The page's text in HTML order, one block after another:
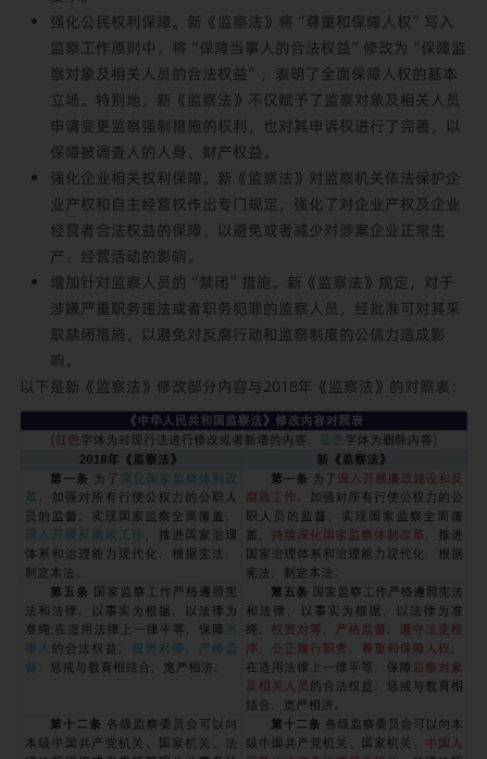
强化公民权利保障。新《监察法》将“尊重和保障人权”写入
监察工作原则中，将“保障当事人的合法权益”修改为“保障监
察对象及相关人员的合法权益”，表明了全面保障人权的基本
立场。特别地，新《监察法》不仅赋予了监察对象及相关人员
申请变更监察强制措施的权利，也对其申诉权进行了完善，以
保障被调查人的人身、财产权益。
强化企业相关权利保障。新《监察法》对监察机关依法保护企
业产权和自主经营权作出专门规定，强化了对企业产权及企业
经营者合法权益的保障，以避免或者减少对涉案企业正常生
产、经营活动的影响。
增加针对监察人员的“禁闭”措施。新《监察法》规定，对于
涉嫌严重职务违法或者职务犯罪的监察人员，经批准可对其采
取禁闭措施，以避免对反腐行动和监察制度的公信力造成影
响。
以下是新《监察法》修改部分内容与2018年《监察法》的对照表：